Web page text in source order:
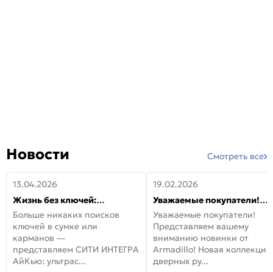
Новости Смотреть все
13.04.2026
Жизнь без ключей:
встречайте новую дверь
СИТИ ИНТЕГРА АйКью!
Больше никаких поисков
ключей в сумке или
карманов —
представляем СИТИ ИНТЕГРА
АйКью: ультрас...
19.02.2026
Уважаемые покупатели!
Представляем вашему
вниманию новинки от
Armadillo!
Уважаемые покупатели!
Представляем вашему
вниманию новинки от
Armadillo! Новая коллекция
дверных ру...